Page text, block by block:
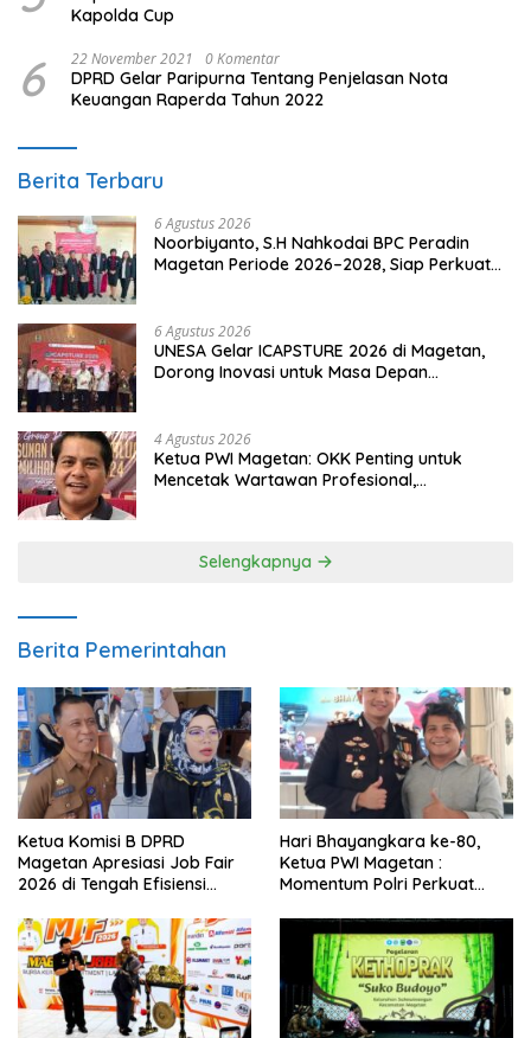
Kapolda Cup
6 22 November 2021 0 Komentar
DPRD Gelar Paripurna Tentang Penjelasan Nota
Keuangan Raperda Tahun 2022
Berita Terbaru
6 Agustus 2026
Noorbiyanto, S.H Nahkodai BPC Peradin
Magetan Periode 2026–2028, Siap Perkuat
6 Agustus 2026
UNESA Gelar ICAPSTURE 2026 di Magetan,
Dorong Inovasi untuk Masa Depan
4 Agustus 2026
Ketua PWI Magetan: OKK Penting untuk
Mencetak Wartawan Profesional,
Selengkapnya
Berita Pemerintahan
Ketua Komisi B DPRD
Magetan Apresiasi Job Fair
2026 di Tengah Efisiensi
Hari Bhayangkara ke-80,
Ketua PWI Magetan :
Momentum Polri Perkuat